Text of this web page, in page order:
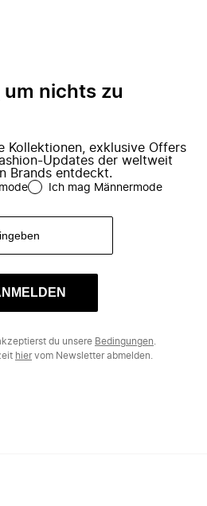
um nichts zu
Kollektionen, exklusive Offers
Updates der weltweit
Brands entdeckt.
Ich mag Männermode
du unsere Bedingungen
hiervom Newsletter abmelden.